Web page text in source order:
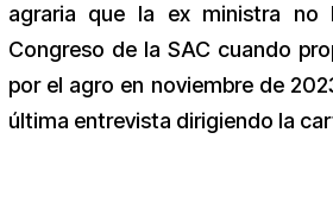
agraria que la ex ministra no
Congreso de la SAC cuando
por el agro en noviembre de
última entrevista dirigiendo la